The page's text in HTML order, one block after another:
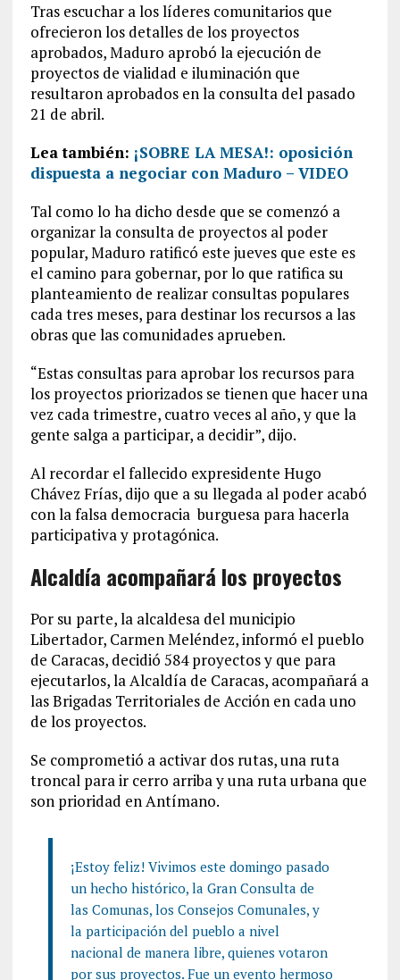
Tras escuchar a los líderes comunitarios que
ofrecieron los detalles de los proyectos
aprobados, Maduro aprobó la ejecución de
proyectos de vialidad e iluminación que
resultaron aprobados en la consulta del pasado
21 de abril.
Lea también: ¡SOBRE LA MESA!: oposición
dispuesta a negociar con Maduro – VIDEO
Tal como lo ha dicho desde que se comenzó a
organizar la consulta de proyectos al poder
popular, Maduro ratificó este jueves que este es
el camino para gobernar, por lo que ratifica su
planteamiento de realizar consultas populares
cada tres meses, para destinar los recursos a las
obras que las comunidades aprueben.
“Estas consultas para aprobar los recursos para
los proyectos priorizados se tienen que hacer una
vez cada trimestre, cuatro veces al año, y que la
gente salga a participar, a decidir”, dijo.
Al recordar el fallecido expresidente Hugo
Chávez Frías, dijo que a su llegada al poder acabó
con la falsa democracia burguesa para hacerla
participativa y protagónica.
Alcaldía acompañará los proyectos
Por su parte, la alcaldesa del municipio
Libertador, Carmen Meléndez, informó el pueblo
de Caracas, decidió 584 proyectos y que para
ejecutarlos, la Alcaldía de Caracas, acompañará a
las Brigadas Territoriales de Acción en cada uno
de los proyectos.
Se comprometió a activar dos rutas, una ruta
troncal para ir cerro arriba y una ruta urbana que
son prioridad en Antímano.
¡Estoy feliz! Vivimos este domingo pasado
un hecho histórico, la Gran Consulta de
las Comunas, los Consejos Comunales, y
la participación del pueblo a nivel
nacional de manera libre, quienes votaron
por sus proyectos. Fue un evento hermoso